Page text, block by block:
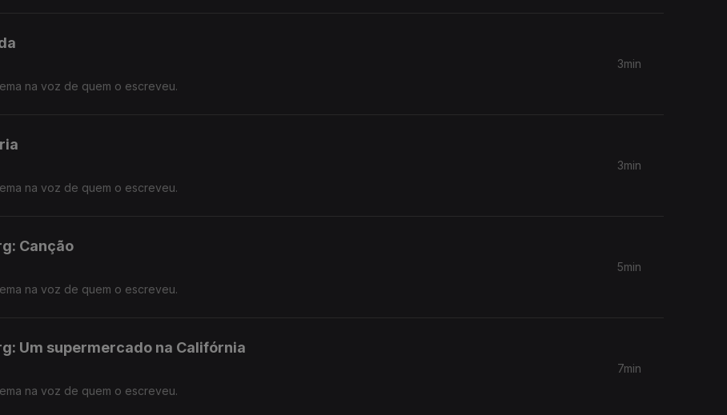
na voz de quem o escreveu.
3min
na voz de quem o escreveu.
3min
Canção
na voz de quem o escreveu.
5min
Um supermercado na Califórnia
na voz de quem o escreveu.
7min